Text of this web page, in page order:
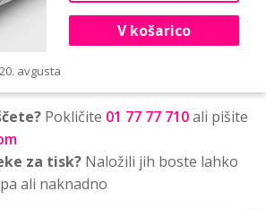
V košarico
avgusta
Pokličite 01 77 77 710ali pišite
za tisk? Naložili jih boste lahko
ali naknadno